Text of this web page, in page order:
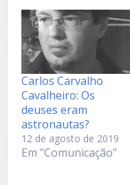
Carlos Carvalho
Cavalheiro: Os
deuses eram
astronautas?
12 de agosto de 2019
Em "Comunicação"